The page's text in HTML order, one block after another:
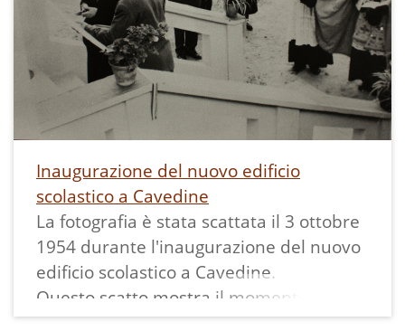
Inaugurazione del nuovo edificio
scolastico a Cavedine
La fotografia è stata scattata il 3 ottobre
1954 durante l'inaugurazione del nuovo
edificio scolastico a Cavedine.
Questo scatto mostra il momento del
taglio del nastro tricolore da parte della